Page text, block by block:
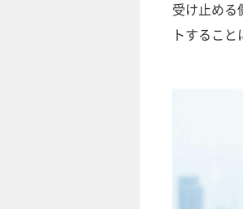
受け止める
トすること